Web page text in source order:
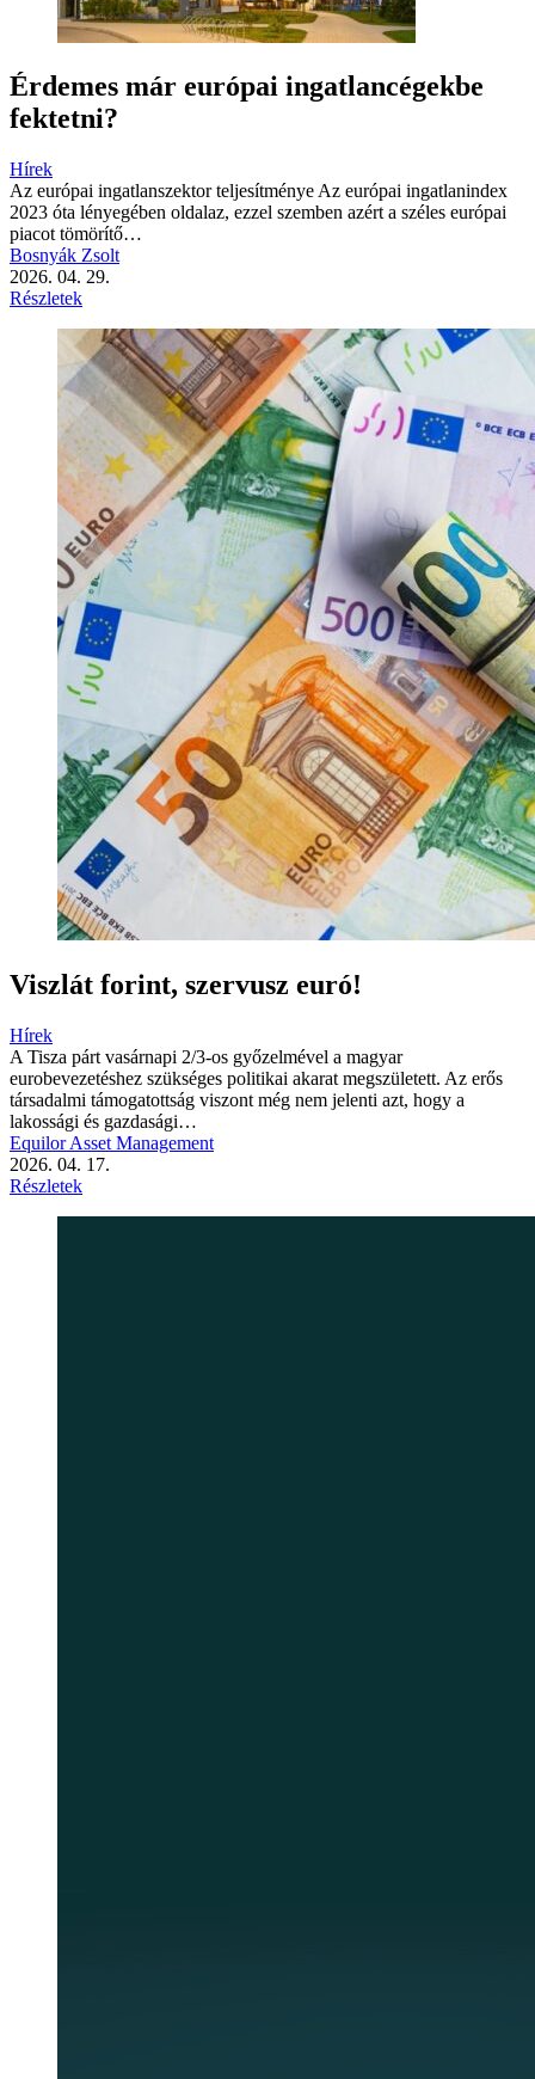
Érdemes már európai ingatlancégekbe
fektetni?
Hírek
Az európai ingatlanszektor teljesítménye Az európai ingatlanindex
2023 óta lényegében oldalaz, ezzel szemben azért a széles európai
piacot tömörítő…
Bosnyák Zsolt
2026. 04. 29.
Részletek
Viszlát forint, szervusz euró!
Hírek
A Tisza párt vasárnapi 2/3-os győzelmével a magyar
eurobevezetéshez szükséges politikai akarat megszületett. Az erős
társadalmi támogatottság viszont még nem jelenti azt, hogy a
lakossági és gazdasági…
Equilor Asset Management
2026. 04. 17.
Részletek